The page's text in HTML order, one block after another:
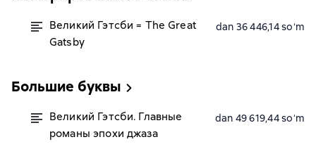
Великий Гэтсби = The Great
Gatsby
dan 36 446,14 soʻm
Большие буквы
Великий Гэтсби. Главные
романы эпохи джаза
dan 49 619,44 soʻm